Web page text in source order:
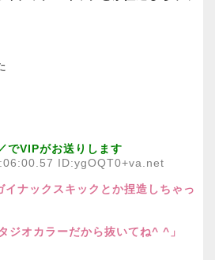
でVIPがお送りします
ID:ygOQT0+va.net
イナックスキックとか捏造しちゃっ
ジオカラーだから抜いてね^ ^」